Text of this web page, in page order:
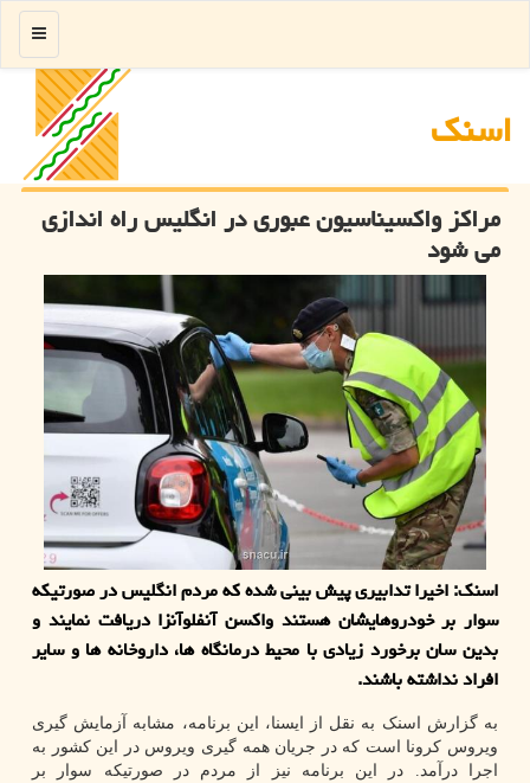
اسنك
منو
مراكز واكسیناسیون عبوری در انگلیس راه اندازی
می شود
اسنك: اخیرا تدابیری پیش بینی شده كه مردم انگلیس در صورتیكه
سوار بر خودروهایشان هستند واكسن آنفلوآنزا دریافت نمایند و
بدین سان برخورد زیادی با محیط درمانگاه ها، داروخانه ها و سایر
افراد نداشته باشند.
به گزارش اسنک به نقل از ایسنا، این برنامه، مشابه آزمایش گیری
ویروس کرونا است که در جریان همه گیری ویروس در این کشور به
اجرا درآمد. در این برنامه نیز از مردم در صورتیکه سوار بر